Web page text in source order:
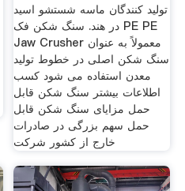
تولید کنندگان ماسه شستشو اسید
در هند. سنگ شکن فک PE PE
Jaw Crusher معمولاً به عنوان
سنگ شکن اصلی در خطوط تولید
معدن استفاده می شود کسب
اطلاعات بیشتر سنگ شکن قابل
حمل مزایای سنگ شکن قابل
حمل سهم بزرگی در صادرات
خارج از کشور شرکت